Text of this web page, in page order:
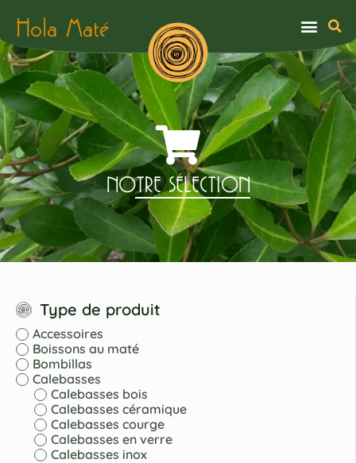
Hola Maté
NOTRE SÉLECTION
Type de produit
Accessoires
Boissons au maté
Bombillas
Calebasses
Calebasses bois
Calebasses céramique
Calebasses courge
Calebasses en verre
Calebasses inox